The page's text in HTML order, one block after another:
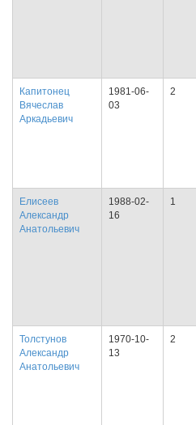
Капитонец
Вячеслав
Аркадьевич
1981-06-
03
2
Елисеев
Александр
Анатольевич
1988-02-
16
1
Толстунов
Александр
Анатольевич
1970-10-
13
2